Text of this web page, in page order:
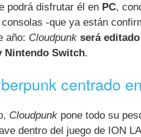
podrá disfrutar él en PC,
-que ya están
año: Cloudpunk será
Nintendo Switch.
centrado
Cloudpunk pone todo su
dentro del juego de ION